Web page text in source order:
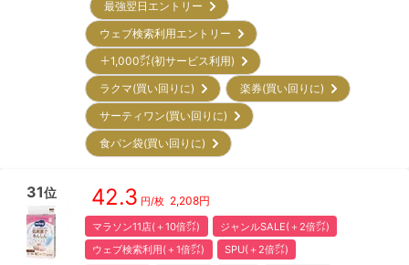
最強翌日エントリー
ウェブ検索利用エントリー
＋1,000㌽(初サービス利用)
ラクマ(買い回りに)
楽券(買い回りに)
サーティワン(買い回りに)
食パン袋(買い回りに)
31位 42.3 円/枚 2,208円
マラソン11店(＋10倍㌽)
ジャンルSALE(＋2倍㌽)
ウェブ検索利用(＋1倍㌽)
SPU(＋2倍㌽)